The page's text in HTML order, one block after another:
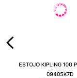
ESTOJO KIPLING 100
09405K7D